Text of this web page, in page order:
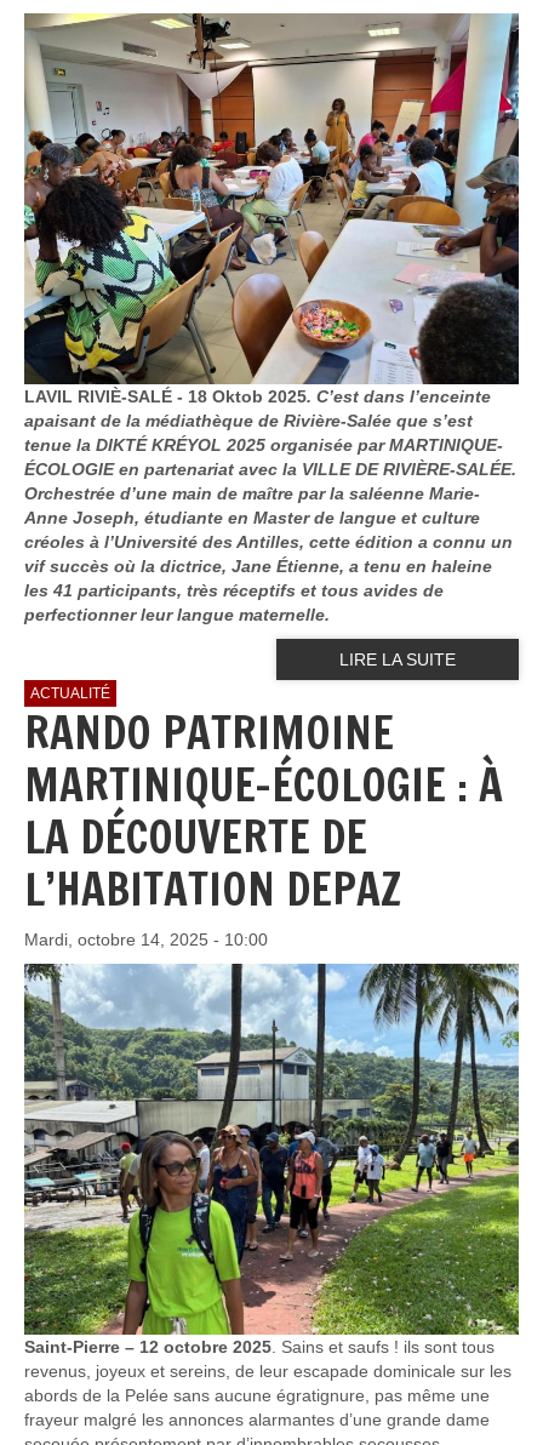
LAVIL RIVIÈ-SALÉ - 18 Oktob 2025. C’est dans l’enceinte
apaisant de la médiathèque de Rivière-Salée que s’est
tenue la DIKTÉ KRÉYOL 2025 organisée par MARTINIQUE-
ÉCOLOGIE en partenariat avec la VILLE DE RIVIÈRE-SALÉE.
Orchestrée d’une main de maître par la saléenne Marie-
Anne Joseph, étudiante en Master de langue et culture
créoles à l’Université des Antilles, cette édition a connu un
vif succès où la dictrice, Jane Étienne, a tenu en haleine
les 41 participants, très réceptifs et tous avides de
perfectionner leur langue maternelle.
LIRE LA SUITE
ACTUALITÉ
RANDO PATRIMOINE
MARTINIQUE-ÉCOLOGIE : À
LA DÉCOUVERTE DE
L’HABITATION DEPAZ
Mardi, octobre 14, 2025 - 10:00
Saint-Pierre – 12 octobre 2025 . Sains et saufs ! ils sont tous
revenus, joyeux et sereins, de leur escapade dominicale sur les
abords de la Pelée sans aucune égratignure, pas même une
frayeur malgré les annonces alarmantes d’une grande dame